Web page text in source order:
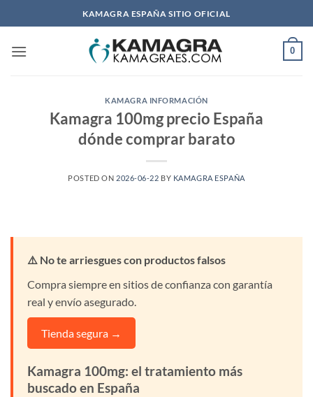
al
KAMAGRA ESPAÑA SITIO OFICIAL
0
KAMAGRA INFORMACIÓN
Kamagra 100mg precio España
dónde comprar barato
POSTED ON 2026-06-22 BY KAMAGRA ESPAÑA
⚠️ No te arriesgues con productos falsos
Compra siempre en sitios de confianza con garantía
real y envío asegurado.
Tienda segura →
Kamagra 100mg: el tratamiento más
buscado en España